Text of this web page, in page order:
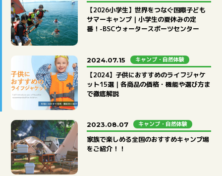
全てのタグを見る
【2026小学生】世界をつなぐ国際子ども
サマーキャンプ｜小学生の夏休みの定
番！-BSCウォータースポーツセンター
2024.07.15 キャンプ・自然体験
【2024】子供におすすめのライフジャケ
ット15選｜各商品の価格・機能や選び方ま
で徹底解説
2023.08.07 キャンプ・自然体験
家族で楽しめる全国のおすすめキャンプ場
をご紹介！！